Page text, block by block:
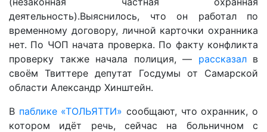
деятельность).Выяснилось, что он работал по
временному договору, личной карточки охранника
нет. По ЧОП начата проверка. По факту конфликта
проверку также начала полиция, — рассказалв
своём Твиттере депутат Госдумы от Самарской
области Александр Хинштейн.
В паблике «ТОЛЬЯТТИ» сообщают, что охранник, о
котором идёт речь, сейчас на больничном с